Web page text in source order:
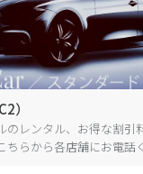
）
のレンタル、お得な割引
らから各店舗にお電話